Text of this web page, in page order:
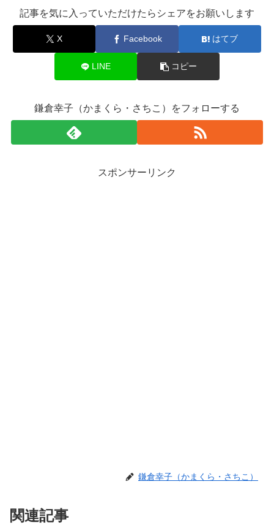
記事を気に入っていただけたらシェアをお願いします
X Facebook はてブ
LINE コピー
鎌倉幸子（かまくら・さちこ）をフォローする
スポンサーリンク
鎌倉幸子（かまくら・さちこ）
関連記事